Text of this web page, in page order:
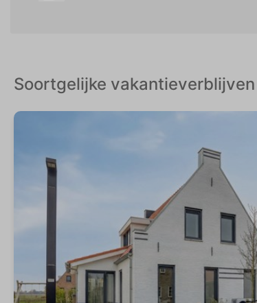
Soortgelijke vakantieverblijven